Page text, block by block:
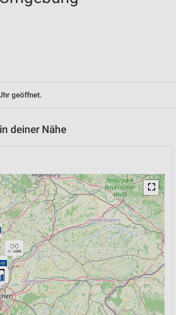
geöffnet.
deiner Nähe
⛶